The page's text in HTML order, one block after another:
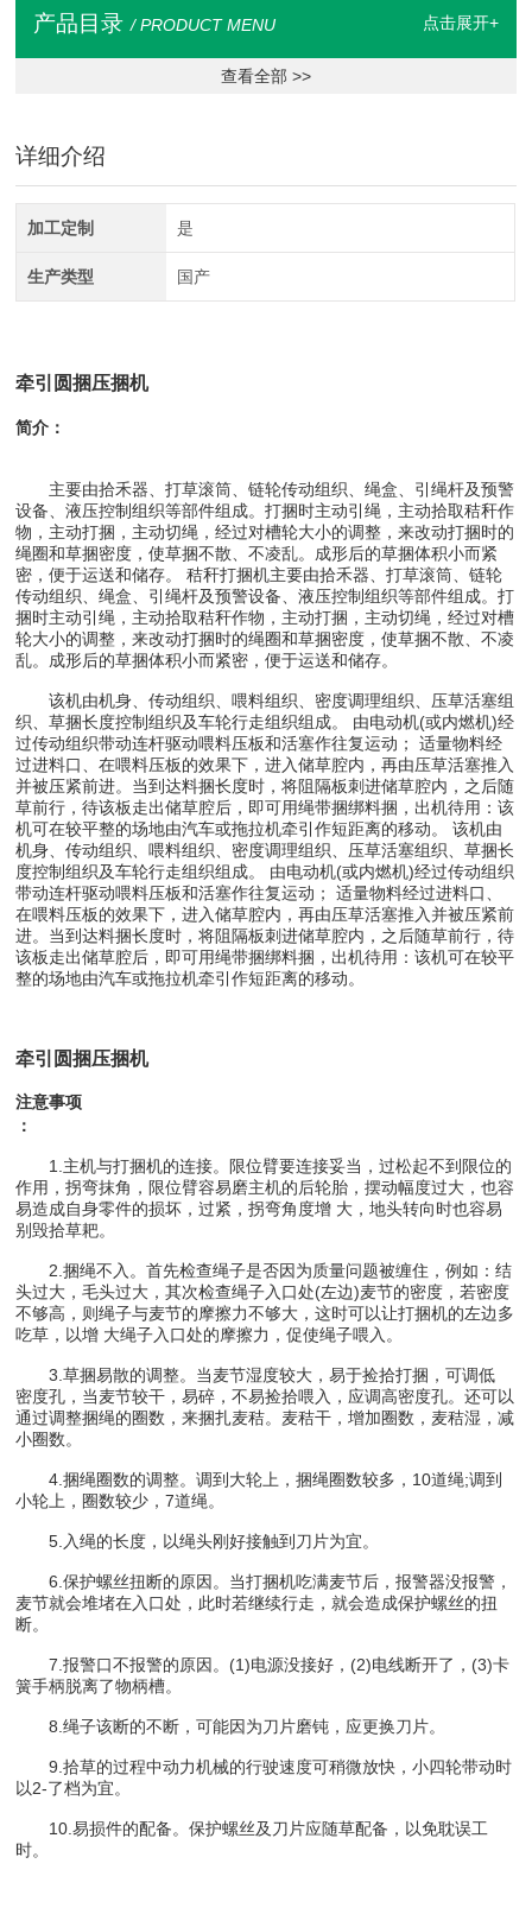
产品目录 / PRODUCT MENU 点击展开+
查看全部 >>
详细介绍
加工定制 是
生产类型 国产
牵引圆捆压捆机
简介：
主要由拾禾器、打草滚筒、链轮传动组织、绳盒、引绳杆及预警
设备、液压控制组织等部件组成。打捆时主动引绳，主动拾取秸秆作
物，主动打捆，主动切绳，经过对槽轮大小的调整，来改动打捆时的
绳圈和草捆密度，使草捆不散、不凌乱。成形后的草捆体积小而紧
密，便于运送和储存。 秸秆打捆机主要由拾禾器、打草滚筒、链轮
传动组织、绳盒、引绳杆及预警设备、液压控制组织等部件组成。打
捆时主动引绳，主动拾取秸秆作物，主动打捆，主动切绳，经过对槽
轮大小的调整，来改动打捆时的绳圈和草捆密度，使草捆不散、不凌
乱。成形后的草捆体积小而紧密，便于运送和储存。
该机由机身、传动组织、喂料组织、密度调理组织、压草活塞组
织、草捆长度控制组织及车轮行走组织组成。 由电动机(或内燃机)经
过传动组织带动连杆驱动喂料压板和活塞作往复运动； 适量物料经
过进料口、在喂料压板的效果下，进入储草腔内，再由压草活塞推入
并被压紧前进。当到达料捆长度时，将阻隔板刺进储草腔内，之后随
草前行，待该板走出储草腔后，即可用绳带捆绑料捆，出机待用：该
机可在较平整的场地由汽车或拖拉机牵引作短距离的移动。 该机由
机身、传动组织、喂料组织、密度调理组织、压草活塞组织、草捆长
度控制组织及车轮行走组织组成。 由电动机(或内燃机)经过传动组织
带动连杆驱动喂料压板和活塞作往复运动； 适量物料经过进料口、
在喂料压板的效果下，进入储草腔内，再由压草活塞推入并被压紧前
进。当到达料捆长度时，将阻隔板刺进储草腔内，之后随草前行，待
该板走出储草腔后，即可用绳带捆绑料捆，出机待用：该机可在较平
整的场地由汽车或拖拉机牵引作短距离的移动。
牵引圆捆压捆机
注意事项
：
1.主机与打捆机的连接。限位臂要连接妥当，过松起不到限位的
作用，拐弯抹角，限位臂容易磨主机的后轮胎，摆动幅度过大，也容
易造成自身零件的损坏，过紧，拐弯角度增 大，地头转向时也容易
别毁拾草耙。
2.捆绳不入。首先检查绳子是否因为质量问题被缠住，例如：结
头过大，毛头过大，其次检查绳子入口处(左边)麦节的密度，若密度
不够高，则绳子与麦节的摩擦力不够大，这时可以让打捆机的左边多
吃草，以增 大绳子入口处的摩擦力，促使绳子喂入。
3.草捆易散的调整。当麦节湿度较大，易于捡拾打捆，可调低
密度孔，当麦节较干，易碎，不易捡拾喂入，应调高密度孔。还可以
通过调整捆绳的圈数，来捆扎麦秸。麦秸干，增加圈数，麦秸湿，减
小圈数。
4.捆绳圈数的调整。调到大轮上，捆绳圈数较多，10道绳;调到
小轮上，圈数较少，7道绳。
5.入绳的长度，以绳头刚好接触到刀片为宜。
6.保护螺丝扭断的原因。当打捆机吃满麦节后，报警器没报警，
麦节就会堆堵在入口处，此时若继续行走，就会造成保护螺丝的扭
断。
7.报警口不报警的原因。(1)电源没接好，(2)电线断开了，(3)卡
簧手柄脱离了物柄槽。
8.绳子该断的不断，可能因为刀片磨钝，应更换刀片。
9.拾草的过程中动力机械的行驶速度可稍微放快，小四轮带动时
以2-了档为宜。
10.易损件的配备。保护螺丝及刀片应随草配备，以免耽误工
时。